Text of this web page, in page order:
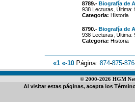
8789.- Biografía de
938 Lecturas, Última:
Categoria: Historia
8790.- Biografía de
938 Lecturas, Última:
Categoria: Historia
«1 «-10 Página: 874-875-876
© 2000-2026 HGM
Al visitar estas páginas, acepta los